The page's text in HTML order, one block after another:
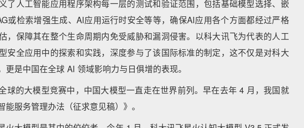
了人工智能应用程序架构每一层的测试和验证范围，包括基础模型选择、嵌
或检索增强生成、AI应用运行时安全等等，确保AI应用各个方面都经过严格
，保障其在整个生命周期内免受威胁和漏洞侵害。以科大讯飞为代表的人工
安全应用中的探索和实践，深度参与了该国际标准的制定，这不仅是对科大
更是中国在全球 AI 领域影响力与日俱增的表现。
球的大模型竞赛中，中国大模型一直走在世界前列。早在去年 4 月，我国就
能服务管理办法（征求意见稿）》。